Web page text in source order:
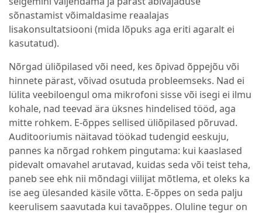
sõnastamist võimaldasime reaalajas
lisakonsultatsiooni (mida lõpuks aga eriti agaralt ei
kasutatud).
Nõrgad üliõpilased või need, kes õpivad õppejõu või
hinnete pärast, võivad osutuda probleemseks. Nad ei
lülita veebiloengul oma mikrofoni sisse või isegi ei ilmu
kohale, nad teevad ära üksnes hindelised tööd, aga
mitte rohkem. E-õppes sellised üliõpilased põruvad.
Auditooriumis näitavad töökad tudengid eeskuju,
pannes ka nõrgad rohkem pingutama: kui kaaslased
pidevalt omavahel arutavad, kuidas seda või teist teha,
paneb see ehk nii mõndagi viilijat mõtlema, et oleks ka
ise aeg ülesanded käsile võtta. E-õppes on seda palju
keerulisem saavutada kui tavaõppes. Oluline tegur on